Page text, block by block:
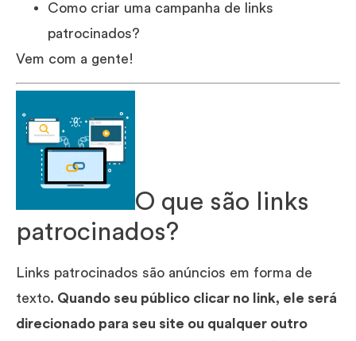
Como criar uma campanha de links
patrocinados?
Vem com a gente!
O que são links
patrocinados?
Links patrocinados são anúncios em forma de
texto. Quando seu público clicar no link, ele será
direcionado para seu site ou qualquer outro